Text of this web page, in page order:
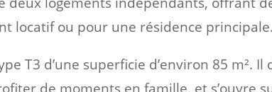
locatif ou pour une résidence principale.
T3 d’une superficie d’environ 85 m². Il